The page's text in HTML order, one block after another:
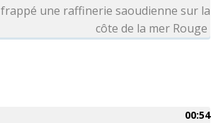
frappé une raffinerie saoudienne sur la
côte de la mer Rouge
00:54